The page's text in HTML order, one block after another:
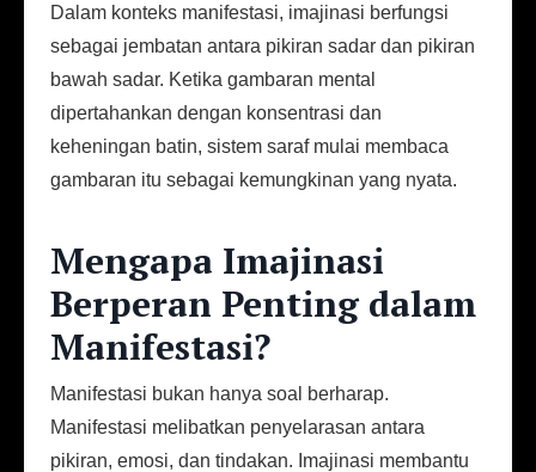
Dalam konteks manifestasi, imajinasi berfungsi
sebagai jembatan antara pikiran sadar dan pikiran
bawah sadar. Ketika gambaran mental
dipertahankan dengan konsentrasi dan
keheningan batin, sistem saraf mulai membaca
gambaran itu sebagai kemungkinan yang nyata.
Mengapa Imajinasi
Berperan Penting dalam
Manifestasi?
Manifestasi bukan hanya soal berharap.
Manifestasi melibatkan penyelarasan antara
pikiran, emosi, dan tindakan. Imajinasi membantu